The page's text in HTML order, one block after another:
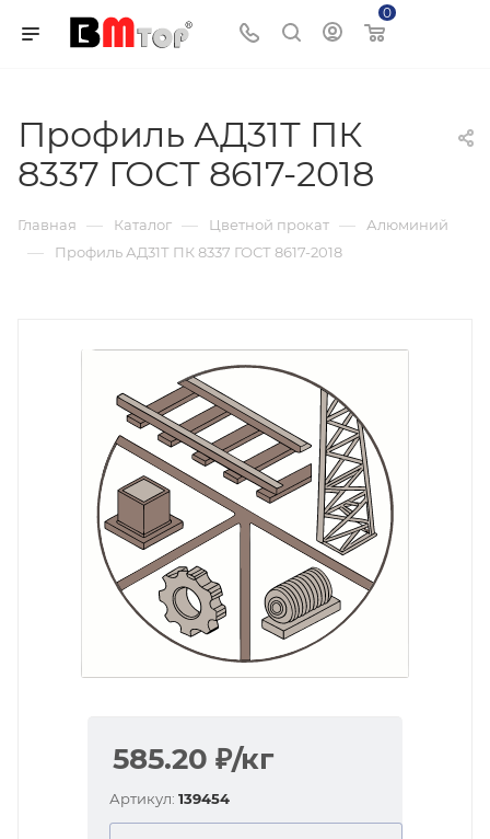
0
Профиль АД31Т ПК
8337 ГОСТ 8617-2018
Главная — Каталог — Цветной прокат — Алюминий
— Профиль АД31Т ПК 8337 ГОСТ 8617-2018
585.20 ₽/кг
Артикул: 139454